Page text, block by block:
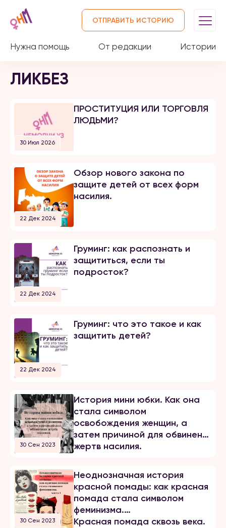
Нужна помощь От редакции Истории
ОТПРАВИТЬ ИСТОРИЮ
ЛИКБЕЗ
30 Июл 2026
ПРОСТИТУЦИЯ ИЛИ ТОРГОВЛЯ
ЛЮДЬМИ?
22 Дек 2024
Обзор нового закона по
защите детей от всех форм
насилия.
22 Дек 2024
Груминг: как распознать и
защититься, если ты
подросток?
22 Дек 2024
Груминг: что это такое и как
защитить детей?
30 Сен 2023
История мини юбки. Как она
стала символом
освобождения женщин, а
затем причиной для обвинения
жертв насилия.
30 Сен 2023
Неоднозначная история
красной помады: как красная
помада стала символом
феминизма.
Красная помада сквозь века.